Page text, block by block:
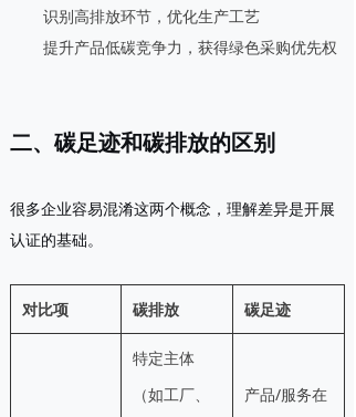
识别高排放环节，优化生产工艺
提升产品低碳竞争力，获得绿色采购优先权
二、碳足迹和碳排放的区别
很多企业容易混淆这两个概念，理解差异是开展
认证的基础。
对比项 碳排放 碳足迹
特定主体
（如工厂、
产品/服务在